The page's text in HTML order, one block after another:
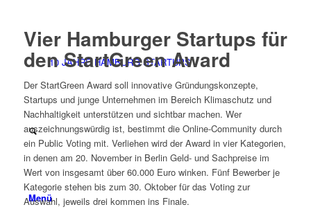
10 JAHRE HAMBURG STARTUPS
Menü
Vier Hamburger Startups für
den StartGreen Award
Der StartGreen Award soll innovative Gründungskonzepte,
Startups und junge Unternehmen im Bereich Klimaschutz und
Nachhaltigkeit unterstützen und sichtbar machen. Wer
auszeichnungswürdig ist, bestimmt die Online-Community durch
ein Public Voting mit. Verliehen wird der Award in vier Kategorien,
in denen am 20. November in Berlin Geld- und Sachpreise im
Wert von insgesamt über 60.000 Euro winken. Fünf Bewerber je
Kategorie stehen bis zum 30. Oktober für das Voting zur
Auswahl, jeweils drei kommen ins Finale.